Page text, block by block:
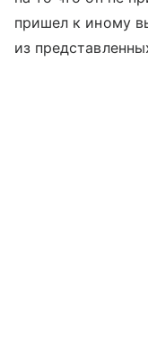
пришел к иному
из